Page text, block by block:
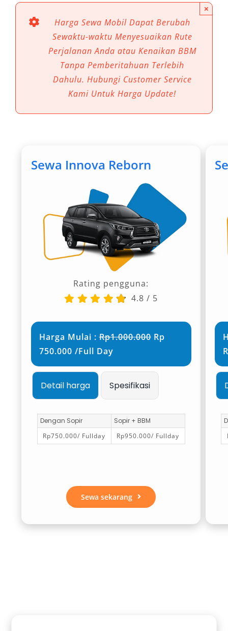
Beberapa alasan utama:
Lebih fleksibel untuk perjalanan dalam
dan luar kota
Cocok untuk wisata ke berbagai destinasi
Efisien untuk perjalanan dinas atau bisnis
Nyaman untuk keluarga atau rombongan
Layanan ini juga relevan untuk berbagai
perjalanan dinas, hingga event khusus.
Pilihan Armada Rental Mobil
Jember
Salsa Wisata menyediakan berbagai jenis
kendaraan yang bisa disesuaikan dengan
kebutuhan perjalanan Anda:
Mobil Premium & Eksekutif
Toyota Alphard
Toyota Camry
Cocok untuk tamu VIP, perjalanan bisnis, dan
acara penting.
Mobil Keluarga & Harian
Toyota Innova Reborn
Toyota Innova Zenix Hybrid
Pilihan ideal untuk penggunaan harian, liburan
Harga Sewa Mobil Dapat Berubah
Sewaktu-waktu Menyesuaikan Rute
Perjalanan Anda atau Kenaikan BBM
Tanpa Pemberitahuan Terlebih
Dahulu. Hubungi Customer Service
Kami Untuk Harga Update!
×
Sewa Innova Reborn
Rating pengguna:
4.8 / 5
Harga Mulai :Rp1.000.000Rp
750.000 /Full Day
Detail harga Spesifikasi
Dengan Sopir
Sopir + BBM
Rp750.000/ Fullday
Rp950.000/ Fullday
Sewa sekarang